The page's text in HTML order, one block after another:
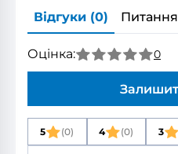
Відгуки (0) Питання
Оцінка: 0
5 (0) 4 (0) 3